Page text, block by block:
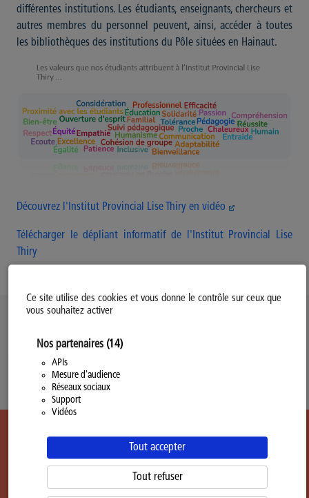
Ce site utilise des cookies et vous donne le contrôle sur ceux que
vous souhaitez activer
Nos partenaires (14)
APIs
Mesure d'audience
Réseaux sociaux
Support
Vidéos
Tout accepter
Tout refuser
différentes institutions. Les étudiants, enseignants, chercheurs et
autres membres du personnel peuvent, ainsi, accéder à toutes
les bibliothèques des institutions du Pôle situées en Hainaut.
Découvrez l'Institut Provincial Lise Thiry en vidéo
Télécharger le dépliant informatif de l'Institut Provincial Lise
Thiry
Modifiez votre consentement
Politique Générale de Confidentialité